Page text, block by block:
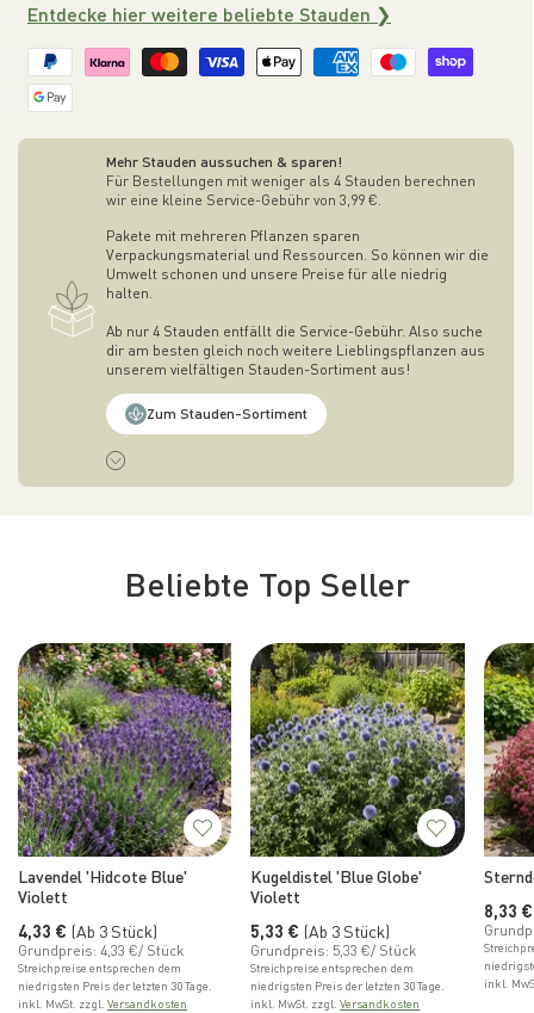
Entdecke hier weitere beliebte Stauden ❯
Mehr Stauden aussuchen & sparen!
Für Bestellungen mit weniger als 4 Stauden berechnen
wir eine kleine Service-Gebühr von 3,99 €.
Pakete mit mehreren Pflanzen sparen
Verpackungsmaterial und Ressourcen. So können wir die
Umwelt schonen und unsere Preise für alle niedrig
halten.
Ab nur 4 Stauden entfällt die Service-Gebühr. Also suche
dir am besten gleich noch weitere Lieblingspflanzen aus
unserem vielfältigen Stauden-Sortiment aus!
Zum Stauden-Sortiment
Beliebte Top Seller
Lavendel 'Hidcote Blue'
Violett
Normaler Preis
4,33 € (Ab 3 Stück)
Grundpreis: 4,33 €/ Stück
Streichpreise entsprechen dem
niedrigsten Preis der letzten 30 Tage.
inkl. MwSt. zzgl. Versandkosten
Kugeldistel 'Blue Globe'
Violett
Normaler Preis
5,33 € (Ab 3 Stück)
Grundpreis: 5,33 €/ Stück
Streichpreise entsprechen dem
niedrigsten Preis der letzten 30 Tage.
inkl. MwSt. zzgl.Versandkosten
8,33 €
inkl.